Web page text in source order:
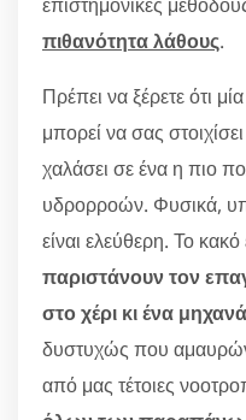
πιθανότητα λάθους.
Πρέπει να ξέρετε ότι
μπορεί να σας
χαλάσει σε ένα η πιο
υδρορροών. Φυσικά,
είναι ελεύθερη. Το κακό
παριστάνουν τον
στο χέρι κι ένα
δυστυχώς που
από μας τέτοιες